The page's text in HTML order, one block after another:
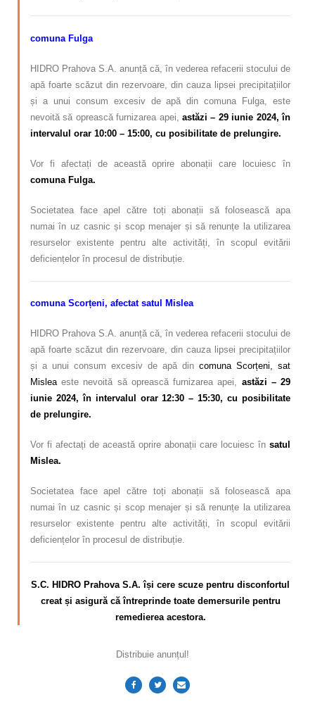
comuna Fulga
HIDRO Prahova S.A. anunță că, în vederea refacerii stocului de
apă foarte scăzut din rezervoare, din cauza lipsei precipitațiilor
și a unui consum excesiv de apă din comuna Fulga, este
nevoită să oprească furnizarea apei, astăzi – 29 iunie 2024, în
intervalul orar 10:00 – 15:00, cu posibilitate de prelungire.
Vor fi afectați de această oprire abonații care locuiesc în
comuna Fulga.
Societatea face apel către toți abonații să folosească apa
numai în uz casnic și scop menajer și să renunțe la utilizarea
resurselor existente pentru alte activități, în scopul evitării
deficiențelor în procesul de distribuție.
comuna Scorțeni, afectat satul Mislea
HIDRO Prahova S.A. anunță că, în vederea refacerii stocului de
apă foarte scăzut din rezervoare, din cauza lipsei precipitațiilor
și a unui consum excesiv de apă din comuna Scorțeni, sat
Misleaeste nevoită să oprească furnizarea apei, astăzi – 29
iunie 2024, în intervalul orar 12:30 – 15:30, cu posibilitate
de prelungire.
Vor fi afectați de această oprire abonații care locuiesc în satul
Mislea.
Societatea face apel către toți abonații să folosească apa
numai în uz casnic și scop menajer și să renunțe la utilizarea
resurselor existente pentru alte activități, în scopul evitării
deficiențelor în procesul de distribuție.
S.C. HIDRO Prahova S.A. își cere scuze pentru disconfortul
creat și asigură că întreprinde toate demersurile pentru
remedierea acestora.
Distribuie anunțul!